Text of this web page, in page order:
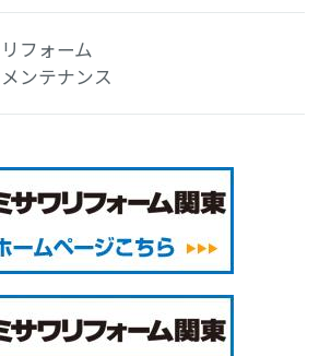
リフォーム
メンテナンス